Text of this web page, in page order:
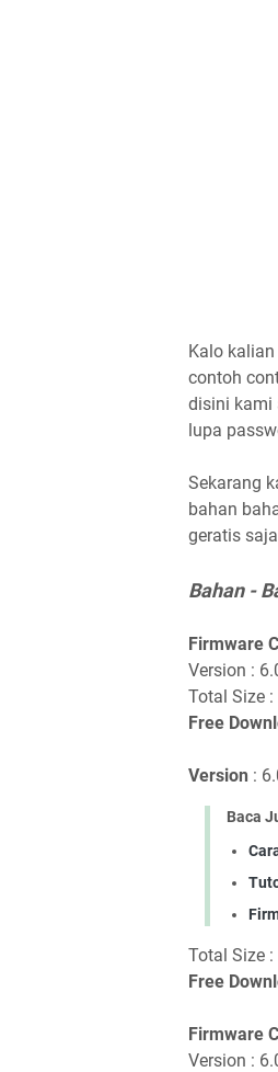
Kalo
contoh
disini kami
lupa
Sekarang
bahan
geratis
Bahan -
Firmware
Version :
Total Size :
Free
Version :
Baca
Total Size :
Free
Firmware
Version :